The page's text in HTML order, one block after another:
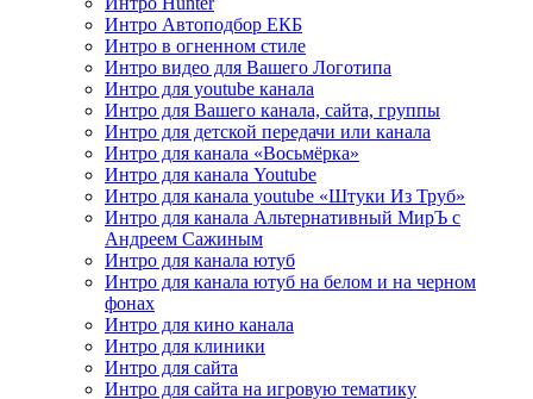
Интро Автоподбор ЕКБ
Интро в огненном стиле
Интро видео для Вашего Логотипа
Интро для youtube канала
Интро для Вашего канала, сайта, группы
Интро для детской передачи или канала
Интро для канала «Восьмёрка»
Интро для канала Youtube
Интро для канала youtube «Штуки Из Труб»
Интро для канала Альтернативный МирЪ с
Андреем Сажиным
Интро для канала ютуб
Интро для канала ютуб на белом и на черном
фонах
Интро для кино канала
Интро для клиники
Интро для сайта
Интро для сайта на игровую тематику